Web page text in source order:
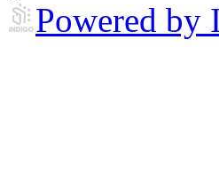
Powered by